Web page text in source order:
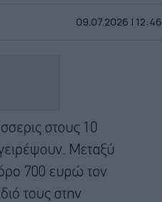
09.07.2026 | 12:46
στους 10
Μεταξύ
700 ευρώ τον
τους στην